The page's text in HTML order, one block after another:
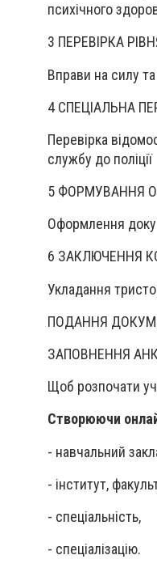
психічного
3 ПЕРЕВІРКА
Вправи на силу
4 СПЕЦІАЛЬНА
Перевірка
службу до поліції
5 ФОРМУВАННЯ
Оформлення
6 ЗАКЛЮЧЕННЯ
Укладання
ПОДАННЯ
ЗАПОВНЕННЯ
Щоб розпочати
Створюючи
- навчальний
- інститут,
- спеціальність,
- спеціалізацію.